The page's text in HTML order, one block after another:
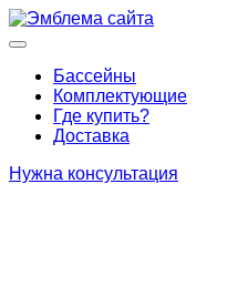
Перейти
к
Основное
Бассейны
Комплектующие
Где купить?
Доставка
Нужна консультация